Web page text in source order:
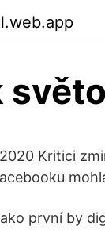
Kritici
první by